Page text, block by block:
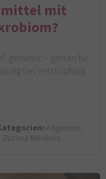
mit
genannt – gelten für
bei Verstopfung.
Allgemein,
Zuzana Mikulova